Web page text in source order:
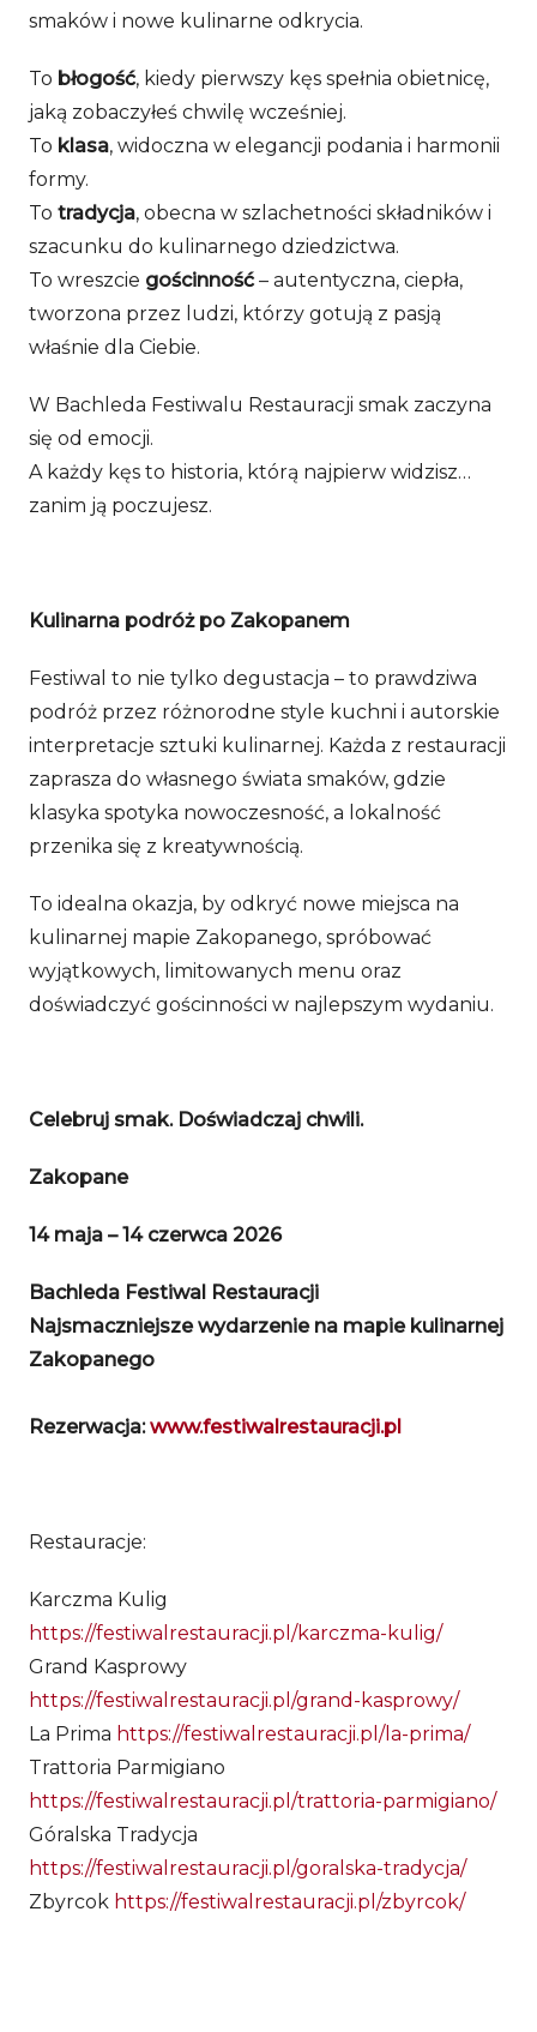
smaków i nowe kulinarne odkrycia.
To błogość, kiedy pierwszy kęs spełnia obietnicę,
jaką zobaczyłeś chwilę wcześniej.
To klasa, widoczna w elegancji podania i harmonii
formy.
To tradycja, obecna w szlachetności składników i
szacunku do kulinarnego dziedzictwa.
To wreszcie gościnność – autentyczna, ciepła,
tworzona przez ludzi, którzy gotują z pasją
właśnie dla Ciebie.
W Bachleda Festiwalu Restauracji smak zaczyna
się od emocji.
A każdy kęs to historia, którą najpierw widzisz…
zanim ją poczujesz.
Kulinarna podróż po Zakopanem
Festiwal to nie tylko degustacja – to prawdziwa
podróż przez różnorodne style kuchni i autorskie
interpretacje sztuki kulinarnej. Każda z restauracji
zaprasza do własnego świata smaków, gdzie
klasyka spotyka nowoczesność, a lokalność
przenika się z kreatywnością.
To idealna okazja, by odkryć nowe miejsca na
kulinarnej mapie Zakopanego, spróbować
wyjątkowych, limitowanych menu oraz
doświadczyć gościnności w najlepszym wydaniu.
Celebruj smak. Doświadczaj chwili.
Zakopane
14 maja – 14 czerwca 2026
Bachleda Festiwal Restauracji
Najsmaczniejsze wydarzenie na mapie kulinarnej
Zakopanego
Rezerwacja:www.festiwalrestauracji.pl
Restauracje:
Karczma Kulig
https://festiwalrestauracji.pl/karczma-kulig/
Grand Kasprowy
https://festiwalrestauracji.pl/grand-kasprowy/
La Prima https://festiwalrestauracji.pl/la-prima/
Trattoria Parmigiano
https://festiwalrestauracji.pl/trattoria-parmigiano/
Góralska Tradycja
https://festiwalrestauracji.pl/goralska-tradycja/
Zbyrcok https://festiwalrestauracji.pl/zbyrcok/